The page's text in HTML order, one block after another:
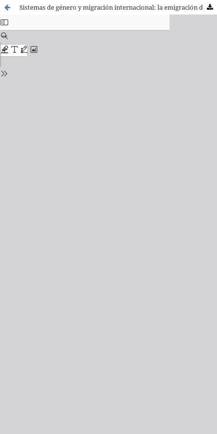
Sistemas de género y migración internacional: la emigración dominicana a la Comunidad de Madrid.